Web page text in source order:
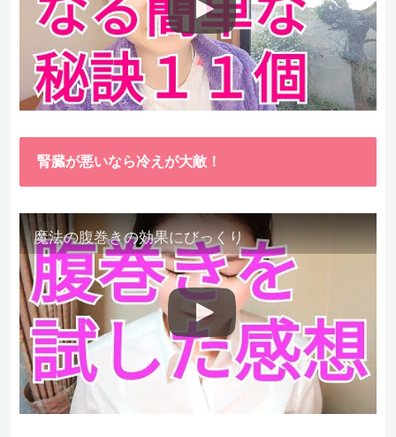
腎臓が悪いなら冷えが大敵！
魔法の腹巻きの効果にびっくり